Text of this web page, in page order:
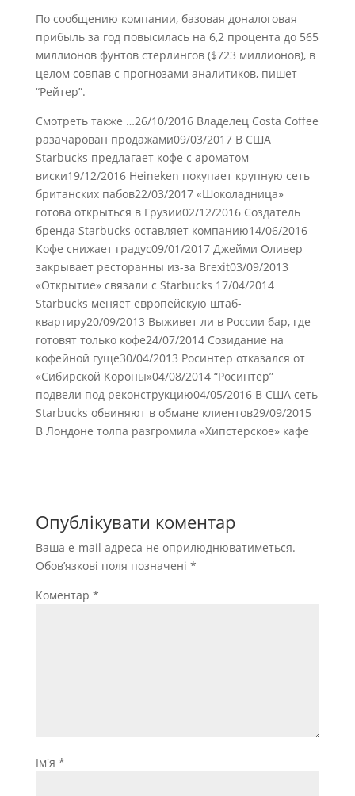
По сообщению компании, базовая доналоговая
прибыль за год повысилась на 6,2 процента до 565
миллионов фунтов стерлингов ($723 миллионов), в
целом совпав с прогнозами аналитиков, пишет
“Рейтер”.
Смотреть также …26/10/2016 Владелец Costa Coffee
разачарован продажами09/03/2017 В США
Starbucks предлагает кофе с ароматом
виски19/12/2016 Heineken покупает крупную сеть
британских пабов22/03/2017 «Шоколадница»
готова открыться в Грузии02/12/2016 Создатель
бренда Starbucks оставляет компанию14/06/2016
Кофе снижает градус09/01/2017 Джейми Оливер
закрывает ресторанны из-за Brexit03/09/2013
«Открытие» связали с Starbucks 17/04/2014
Starbucks меняет европейскую штаб-
квартиру20/09/2013 Выживет ли в России бар, где
готовят только кофе24/07/2014 Созидание на
кофейной гуще30/04/2013 Росинтер отказался от
«Сибирской Короны»04/08/2014 “Росинтер”
подвели под реконструкцию04/05/2016 В США сеть
Starbucks обвиняют в обмане клиентов29/09/2015
В Лондоне толпа разгромила «Хипстерское» кафе
Опублікувати коментар
Ваша e-mail адреса не оприлюднюватиметься.
Обов’язкові поля позначені *
Коментар *
Ім'я *